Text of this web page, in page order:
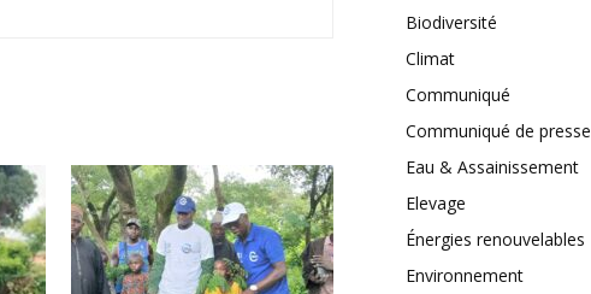
Biodiversité
Climat
Communiqué
Communiqué de presse
Eau & Assainissement
Elevage
Énergies renouvelables
Environnement